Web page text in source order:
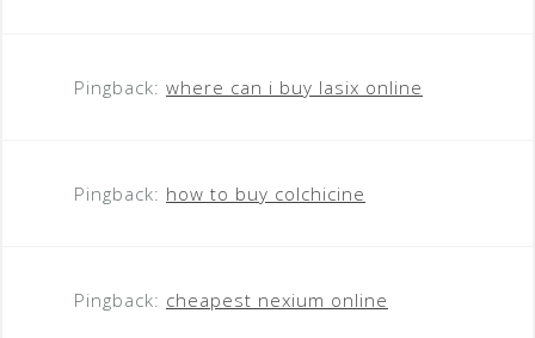
Pingback: where can i buy lasix online
Pingback: how to buy colchicine
Pingback: cheapest nexium online